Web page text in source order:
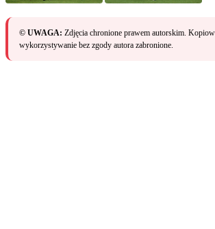
© UWAGA: Zdjęcia chronione prawem autorskim.
wykorzystywanie bez zgody autora zabronione.